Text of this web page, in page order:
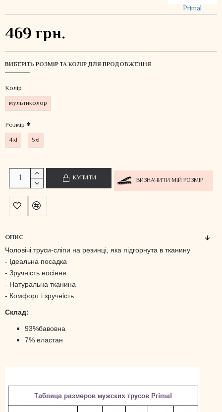
Primal
469 грн.
ВИБЕРІТЬ РОЗМІР ТА КОЛІР ДЛЯ ПРОДОВЖЕННЯ
Колiр
мультиколор
Розмір
4xl
5xl
КУПИТИ ВИЗНАЧИТИ МІЙ РОЗМІР
ОПИС
Чоловічі труси-сліпи на резинці, яка підгорнута в тканину
- Ідеальна посадка
- Зручність носіння
- Натуральна тканина
- Комфорт і зручність
Склад:
93%бавовна
7% еластан